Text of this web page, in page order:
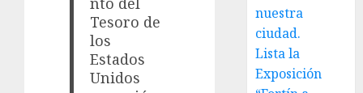
Tesoro de
los
Estados
Unidos
nuestra
ciudad.
Lista la
Exposición